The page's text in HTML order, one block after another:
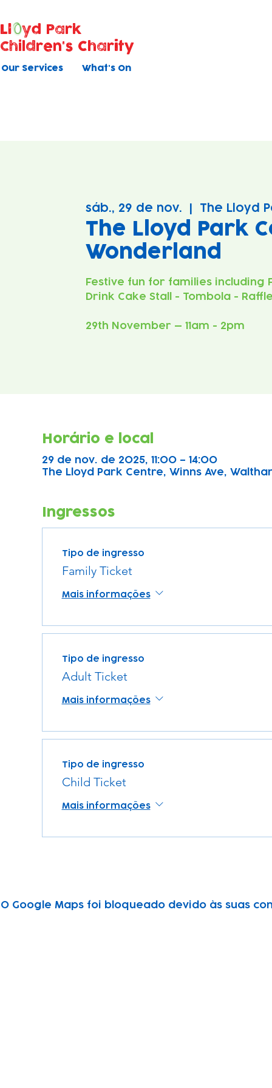
Our Services What's On
Ll
yd Park
Children's Charity
sáb., 29 de nov. The Lloyd
The Lloyd Park
Wonderland
Festive fun for families including
Drink Cake Stall - Tombola -
29th November — 11am - 2pm
Horário e local
29 de nov. de 2025, 11:00 – 14:00
The Lloyd Park Centre, Winns Ave,
Ingressos
Tipo de ingresso
Family Ticket
Mais informações
Tipo de ingresso
Adult Ticket
Mais informações
Tipo de ingresso
Child Ticket
Mais informações
O Google Maps foi bloqueado devido às suas